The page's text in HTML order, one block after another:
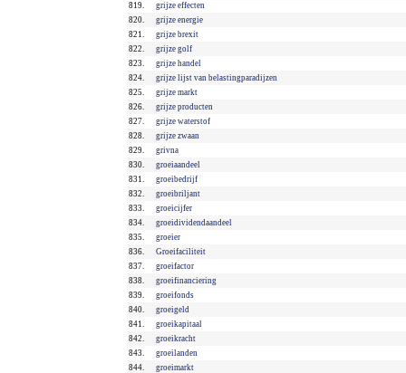
819.
grijze effecten
820.
grijze energie
821.
grijze brexit
822.
grijze golf
823.
grijze handel
824.
grijze lijst van belastingparadijzen
825.
grijze markt
826.
grijze producten
827.
grijze waterstof
828.
grijze zwaan
829.
grivna
830.
groeiaandeel
831.
groeibedrijf
832.
groeibriljant
833.
groeicijfer
834.
groeidividendaandeel
835.
groeier
836.
Groeifaciliteit
837.
groeifactor
838.
groeifinanciering
839.
groeifonds
840.
groeigeld
841.
groeikapitaal
842.
groeikracht
843.
groeilanden
844.
groeimarkt